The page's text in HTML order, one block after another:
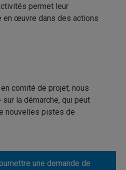
permet leur
en œuvre dans des actions
comité de projet, nous
la démarche, qui peut
nouvelles pistes de
une demande de